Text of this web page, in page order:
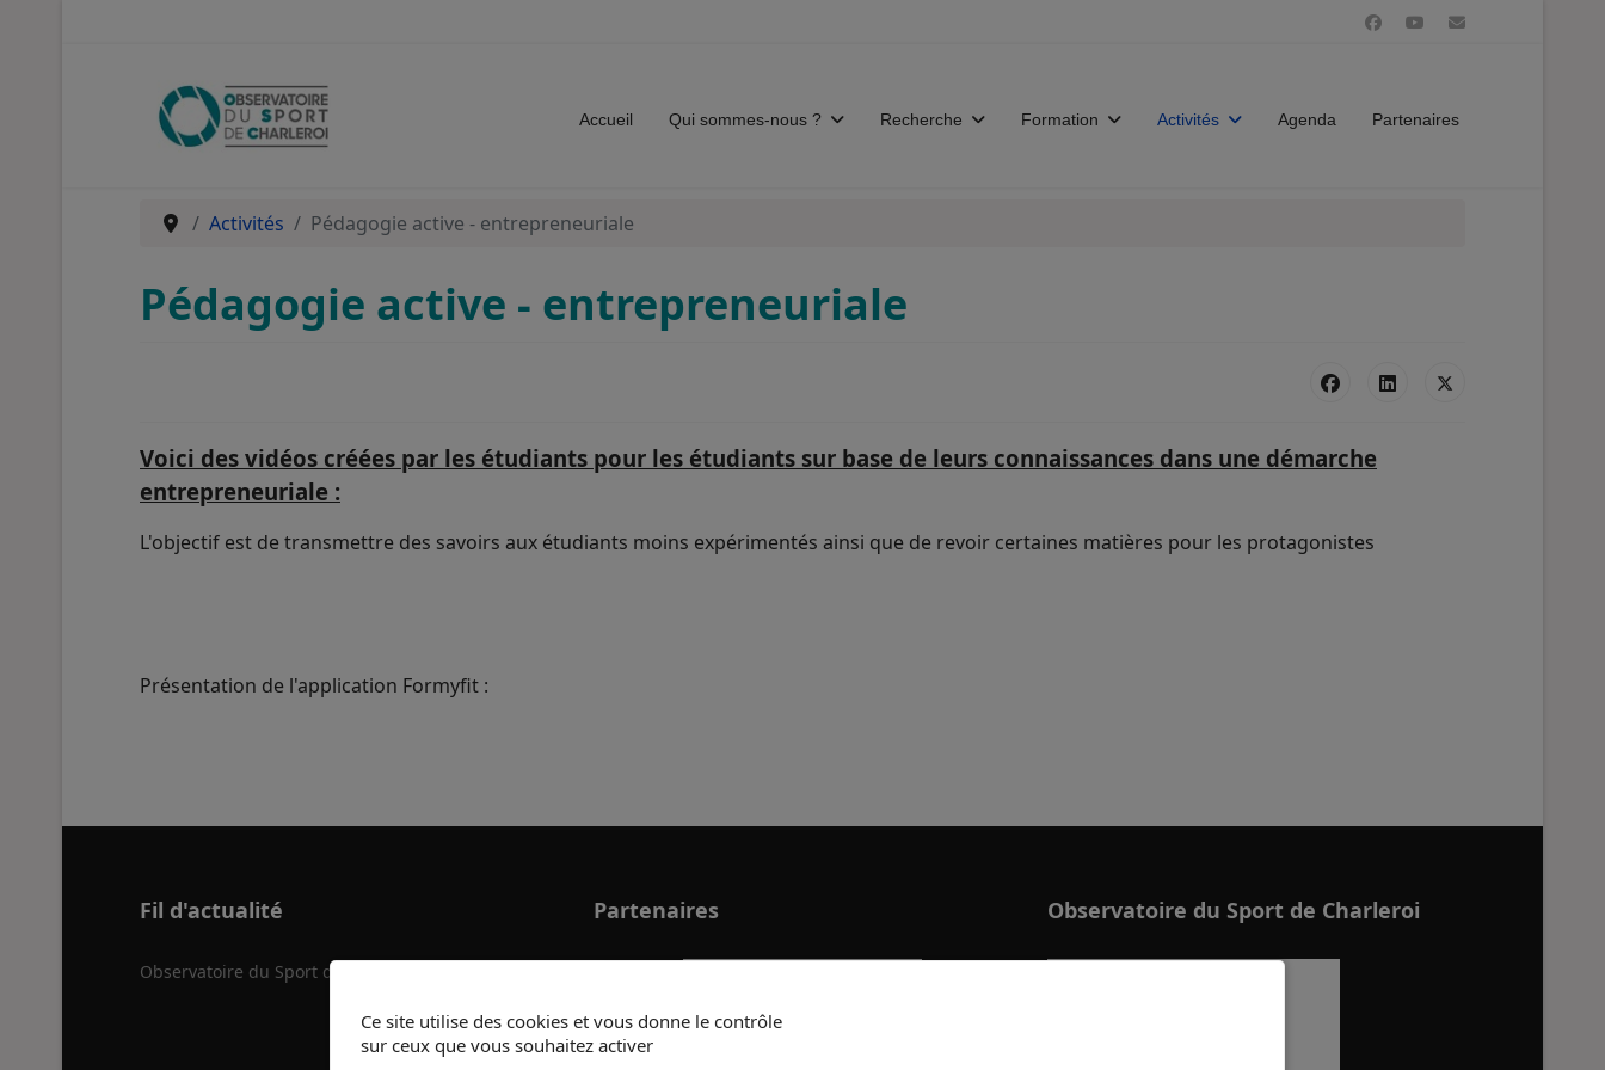
Ce site utilise des cookies et vous donne le contrôle
sur ceux que vous souhaitez activer
Accueil Qui sommes-nous ? Recherche Formation Activités Agenda Partenaires
Activités Pédagogie active - entrepreneuriale
Pédagogie active - entrepreneuriale
Voici des vidéos créées par les étudiants pour les étudiants sur base de leurs connaissances dans une démarche
entrepreneuriale :
L'objectif est de transmettre des savoirs aux étudiants moins expérimentés ainsi que de revoir certaines matières pour les protagonistes
Présentation de l'application Formyfit :
Fil d'actualité
Observatoire du Sport de Charleroi
Partenaires
Previous
Observatoire du Sport de Charleroi